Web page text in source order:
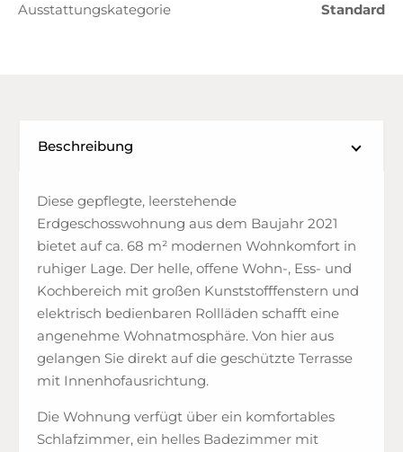
Ausstattungskategorie Standard
Beschreibung
Diese gepflegte, leerstehende
Erdgeschosswohnung aus dem Baujahr 2021
bietet auf ca. 68 m² modernen Wohnkomfort in
ruhiger Lage. Der helle, offene Wohn-, Ess- und
Kochbereich mit großen Kunststofffenstern und
elektrisch bedienbaren Rollläden schafft eine
angenehme Wohnatmosphäre. Von hier aus
gelangen Sie direkt auf die geschützte Terrasse
mit Innenhofausrichtung.
Die Wohnung verfügt über ein komfortables
Schlafzimmer, ein helles Badezimmer mit